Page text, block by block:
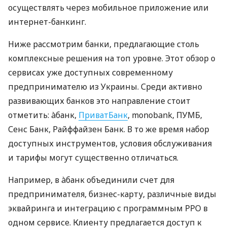
осуществлять через мобильное приложение или
интернет-банкинг.
Ниже рассмотрим банки, предлагающие столь
комплексные решения на топ уровне. Этот обзор о
сервисах уже доступных современному
предпринимателю из Украины. Среди активно
развивающих банков это направление стоит
отметить: àбанк, ПриватБанк, monobank, ПУМБ,
Сенс Банк, Райффайзен Банк. В то же время набор
доступных инструментов, условия обслуживания
и тарифы могут существенно отличаться.
Например, в àбанк объединили счет для
предпринимателя, бизнес-карту, различные виды
эквайринга и интеграцию с программным РРО в
одном сервисе. Клиенту предлагается доступ к